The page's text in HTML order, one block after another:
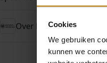
Cookies
We gebruiken
kunnen we
Over Rebel and Rose